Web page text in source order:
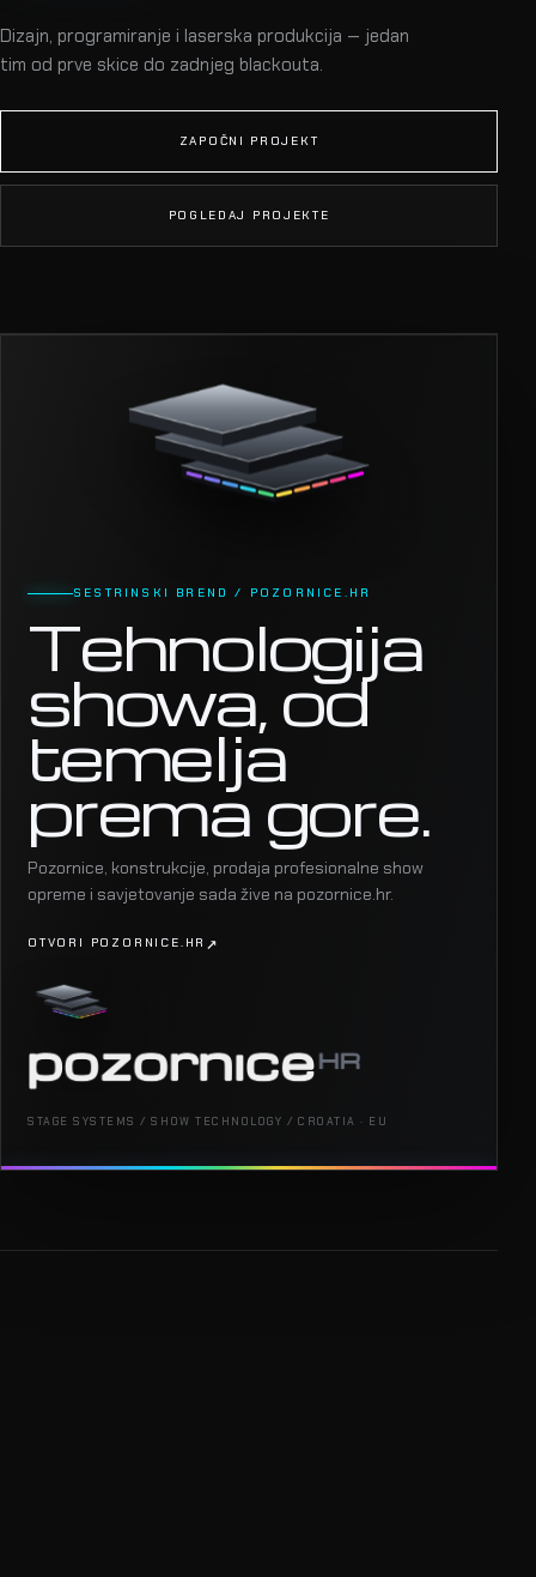
Dizajn, programiranje i laserska produkcija — jedan
tim od prve skice do zadnjeg blackouta.
ZAPOČNI PROJEKT
POGLEDAJ PROJEKTE
SESTRINSKI BREND / POZORNICE.HR
Tehnologija
showa, od
temelja
prema gore.
Pozornice, konstrukcije, prodaja profesionalne show
opreme i savjetovanje sada žive na pozornice.hr.
OTVORI POZORNICE.HR
STAGE SYSTEMS / SHOW TECHNOLOGY / CROATIA · EU